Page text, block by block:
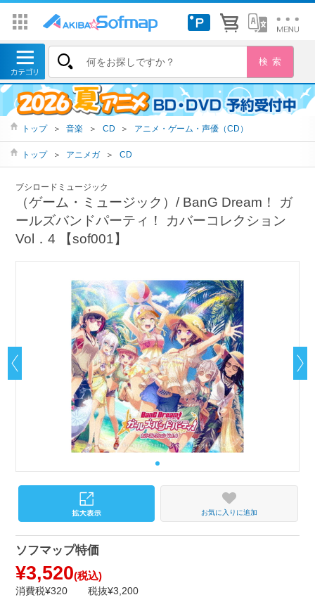
トップ ＞ 音楽 ＞ CD ＞ アニメ・ゲーム・声優（CD）
トップ ＞ アニメガ ＞ CD
ブシロードミュージック
（ゲーム・ミュージック）/ BanG Dream！ ガ
ールズバンドパーティ！ カバーコレクション
Vol．4 【sof001】
お気に入りに追加
ソフマップ特価
¥3,520(税込)
消費税¥320 税抜¥3,200